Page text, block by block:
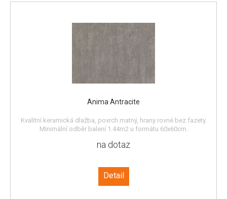
Anima Antracite
Kvalitní keramická dlažba, povrch matný, hrany rovné bez fazety.
Minimální odběr balení 1,44m2 u formátu 60x60cm.
na dotaz
Detail